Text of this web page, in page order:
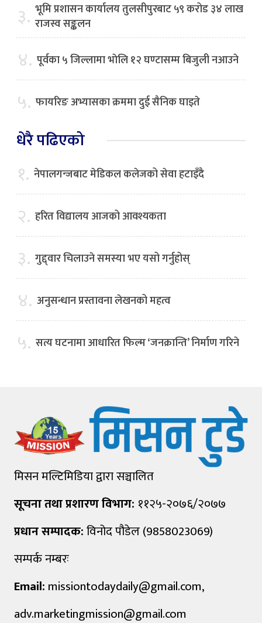
३. भूमि प्रशासन कार्यालय तुलसीपुरबाट ५९ करोड ३४ लाख
राजस्व सङ्कलन
४. पूर्वका ५ जिल्लामा भाेलि १२ घण्टासम्म बिजुली नआउने
५. फायरिङ अभ्यासका क्रममा दुई सैनिक घाइते
धेरै पढिएको
१. नेपालगन्जबाट मेडिकल कलेजको सेवा हटाइँदै
२. हरित विद्यालय आजको आवश्यकता
३. गुद्द्वार चिलाउने समस्या भए यसो गर्नुहोस्
४. अनुसन्धान प्रस्तावना लेखनको महत्व
५. सत्य घटनामा आधारित फिल्म ‘जनक्रान्ति’ निर्माण गरिने
मिसन मल्टिमिडिया द्वारा सञ्चालित
सूचना तथा प्रशारण विभाग: ११२५-२०७६/२०७७
प्रधान सम्पादक:विनोद पौडेल (9858023069)
सम्पर्क नम्बरः
Email: missiontodaydaily@gmail.com,
adv.marketingmission@gmail.com